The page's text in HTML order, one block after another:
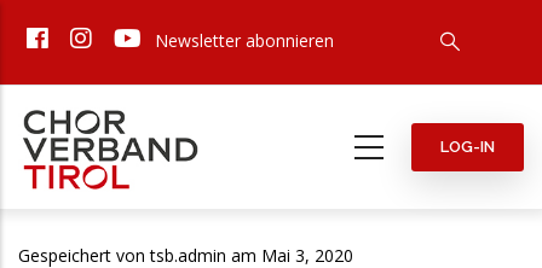
zum
Newsletter abonnieren
LOG-IN
Gespeichert vontsb.admin am Mai 3, 2020